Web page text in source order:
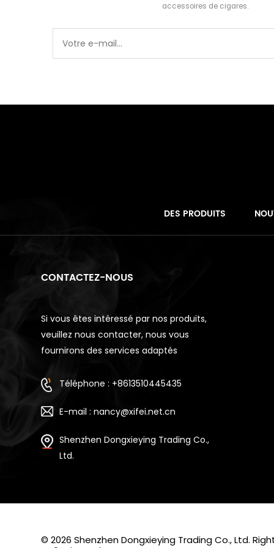
accessoires de cigares.
DES PRODUITS
CONTACTEZ-NOUS
Si vous êtes intéressé par nos produits,
veuillez nous contacter, nous vous
fournirons des services adaptés
Téléphone : +8613510445435
E-mail : nancy@xifei.net.cn
Shenzhen Dongxieying Trading Co.,
Ltd.
© 2026 Shenzhen Dongxieying Trading Co., Ltd.